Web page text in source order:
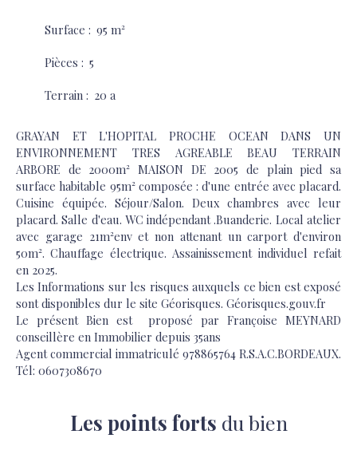
Surface : 95 m²
Pièces : 5
Terrain : 20 a
GRAYAN ET L'HOPITAL PROCHE OCEAN DANS UN
ENVIRONNEMENT TRES AGREABLE BEAU TERRAIN
ARBORE de 2000m² MAISON DE 2005 de plain pied sa
surface habitable 95m² composée : d'une entrée avec placard.
Cuisine équipée. Séjour/Salon. Deux chambres avec leur
placard. Salle d'eau. WC indépendant .Buanderie. Local atelier
avec garage 21m²env et non attenant un carport d'environ
50m². Chauffage électrique. Assainissement individuel refait
en 2025.
Les Informations sur les risques auxquels ce bien est exposé
sont disponibles dur le site Géorisques. Géorisques.gouv.fr
Le présent Bien est proposé par Françoise MEYNARD
conseillère en Immobilier depuis 35ans
Agent commercial immatriculé 978865764 R.S.A.C.BORDEAUX.
Tél: 0607308670
Les points forts du bien